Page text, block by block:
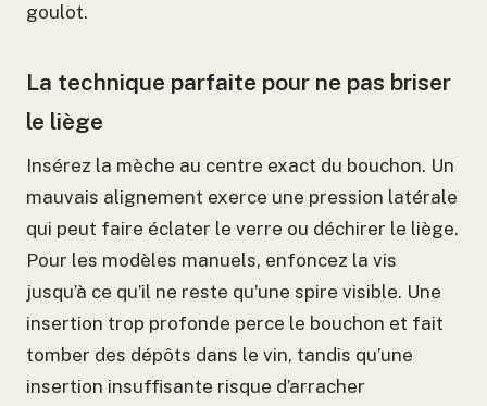
goulot.
La technique parfaite pour ne pas briser
le liège
Insérez la mèche au centre exact du bouchon. Un
mauvais alignement exerce une pression latérale
qui peut faire éclater le verre ou déchirer le liège.
Pour les modèles manuels, enfoncez la vis
jusqu’à ce qu’il ne reste qu’une spire visible. Une
insertion trop profonde perce le bouchon et fait
tomber des dépôts dans le vin, tandis qu’une
insertion insuffisante risque d’arracher